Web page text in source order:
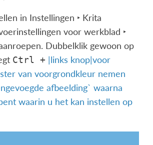
in Instellingen ‣ Krita
voor werkblad ‣
. Dubbelklik gewoon op
Ctrl + |links knop|voor
van voorgrondkleur nemen
afbeelding` waarna
waarin u het kan instellen op